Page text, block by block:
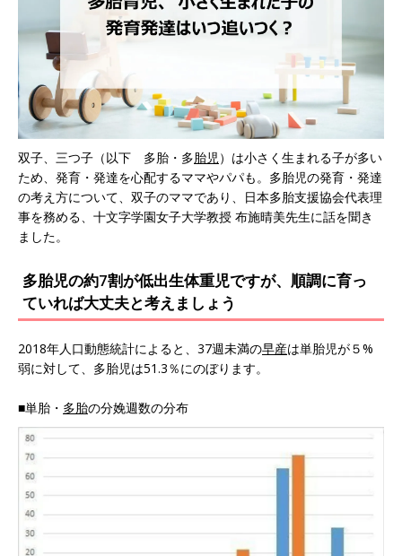
双子、三つ子（以下 多胎・多胎児）は小さく生まれる子が多い
ため、発育・発達を心配するママやパパも。多胎児の発育・発達
の考え方について、双子のママであり、日本多胎支援協会代表理
事を務める、十文字学園女子大学教授 布施晴美先生に話を聞き
ました。
多胎児の約7割が低出生体重児ですが、順調に育っ
ていれば大丈夫と考えましょう
2018年人口動態統計によると、37週未満の早産は単胎児が５%
弱に対して、多胎児は51.3％にのぼります。
■単胎・ 多胎の分娩週数の分布